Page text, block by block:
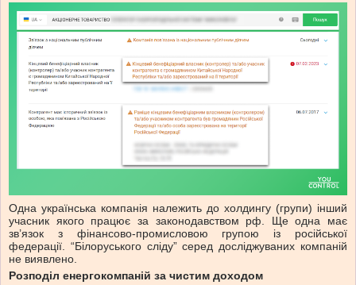
Одна українська компанія належить до холдингу (групи) інший
учасник якого працює за законодавством рф. Ще одна має
зв’язок з фінансово-промисловою групою із російської
федерації. “Білоруського сліду” серед досліджуваних компаній
не виявлено.
Розподіл енергокомпаній за чистим доходом